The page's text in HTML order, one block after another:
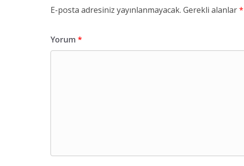
E-posta adresiniz yayınlanmayacak. Gerekli alanlar*
Yorum *